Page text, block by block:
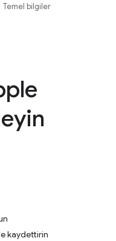
Temel bilgiler
kaydettirin